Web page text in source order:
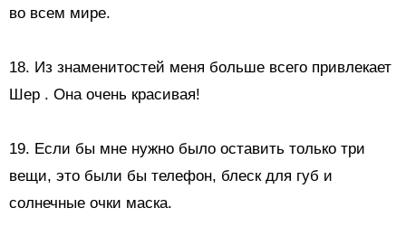
во всем мире.
18. Из знаменитостей меня больше всего привлекает
Шер . Она очень красивая!
19. Если бы мне нужно было оставить только три
вещи, это были бы телефон, блеск для губ и
солнечные очки маска.